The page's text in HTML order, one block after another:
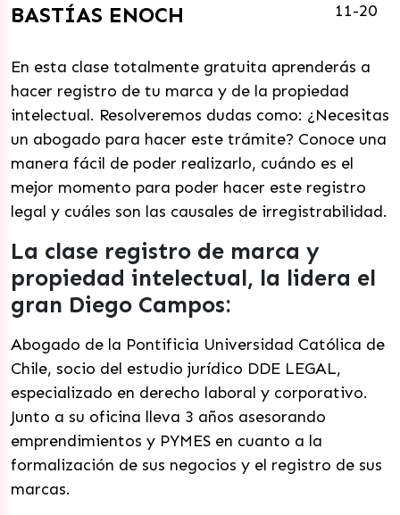
BASTÍAS ENOCH
11-20
En esta clase totalmente gratuita aprenderás a
hacer registro de tu marca y de la propiedad
intelectual. Resolveremos dudas como: ¿Necesitas
un abogado para hacer este trámite? Conoce una
manera fácil de poder realizarlo, cuándo es el
mejor momento para poder hacer este registro
legal y cuáles son las causales de irregistrabilidad.
La clase registro de marca y
propiedad intelectual, la lidera el
gran Diego Campos:
Abogado de la Pontificia Universidad Católica de
Chile, socio del estudio jurídico DDE LEGAL,
especializado en derecho laboral y corporativo.
Junto a su oficina lleva 3 años asesorando
emprendimientos y PYMES en cuanto a la
formalización de sus negocios y el registro de sus
marcas.